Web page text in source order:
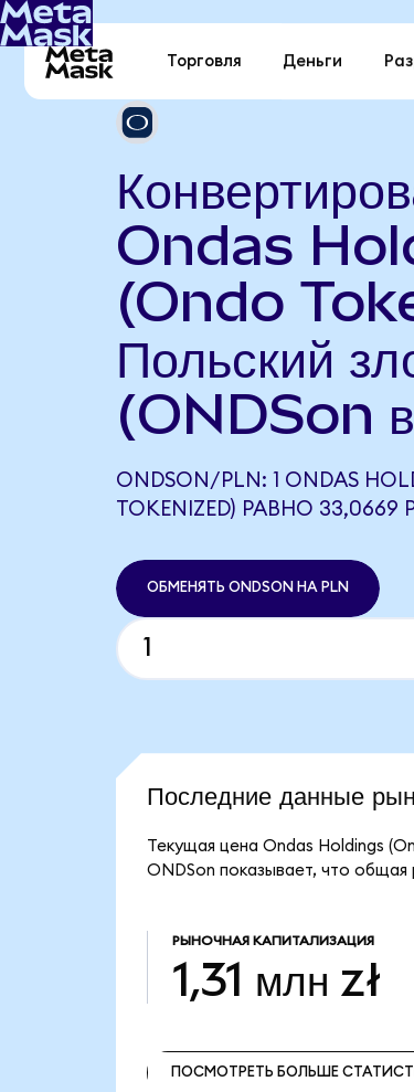
Торговля Деньги
Ondas
(Ondo
Польский
(ONDSon
ONDSON/PLN: 1 ONDAS
TOKENIZED) РАВНО 33,0669
ОБМЕНЯТЬ ONDSON НА PLN
Последние данные
Текущая цена Ondas Holdings
ONDSon показывает, что общая
РЫНОЧНАЯ КАПИТАЛИЗАЦИЯ
1,31 млн zł
ПОСМОТРЕТЬ БОЛЬШЕ